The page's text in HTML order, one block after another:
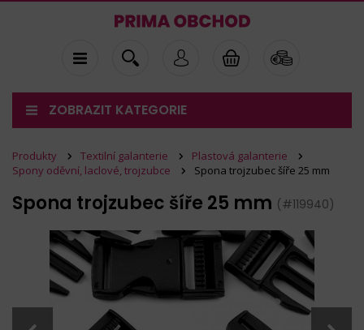
ZOBRAZIT KATEGORIE
Produkty Textilní galanterie
Plastová galanterie
Spony oděvní, laclové, trojzubce
Spona trojzubec šíře 25 mm
Spona trojzubec šíře 25 mm (#119940)